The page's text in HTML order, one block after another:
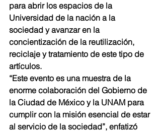
para abrir los espacios de la
Universidad de la nación a la
sociedad y avanzar en la
concientización de la reutilización,
reciclaje y tratamiento de este tipo de
artículos.
“Este evento es una muestra de la
enorme colaboración del Gobierno de
la Ciudad de México y la UNAM para
cumplir con la misión esencial de estar
al servicio de la sociedad”, enfatizó